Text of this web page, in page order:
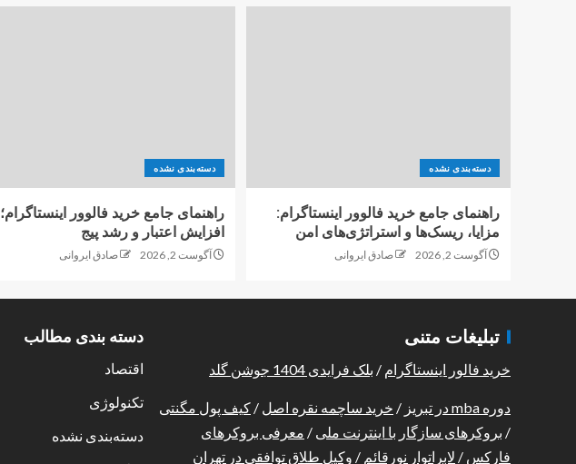
دسته‌بندی نشده
راهنمای جامع خرید فالوور اینستاگرام:
مزایا، ریسک‌ها و استراتژی‌های امن
آگوست 2, 2026 صادق ایروانی
دسته‌بندی نشده
راهنمای جامع خرید فالوور اینستاگرام؛
افزایش اعتبار و رشد پیج
آگوست 2, 2026 صادق ایروانی
دسته بندی مطالب
اقتصاد
تکنولوژی
دسته‌بندی نشده
تبلیغات متنی
خرید فالور اینستاگرام / بلک فرایدی 1404 جوشن گلد
دوره mba در تبریز / خرید ساچمه نقره اصل / کیف پول مگنتی
/ بروکرهای سازگار با اینترنت ملی / معرفی بروکرهای
فارکس / لابراتوار نورقائم / وکیل طلاق توافقی در تهران